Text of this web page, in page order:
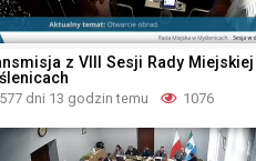
z VIII Sesji Rady Miejskiej
577 dni 13 godzin temu 1076